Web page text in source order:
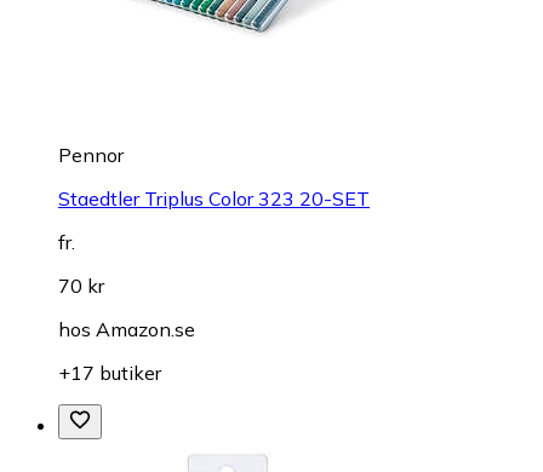
Pennor
Staedtler Triplus Color 323 20-SET
fr.
70 kr
hos Amazon.se
+17 butiker